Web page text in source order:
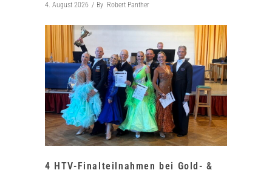
4. August 2026 By Robert Panther
4 HTV-Finalteilnahmen bei Gold- &